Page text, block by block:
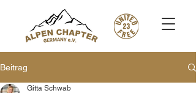
Beitrag
Gitta Schwab